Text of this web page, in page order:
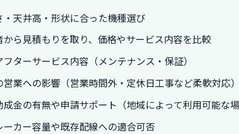
・天井高・形状に合った機種選び
から見積もりを取り、価格やサービス内容を比較
ターサービス内容（メンテナンス・保証）
業への影響（営業時間外・定休日工事など柔軟対応）
金の有無や申請サポート（地域によって利用可能な場
ーカー容量や既存配線への適合可否